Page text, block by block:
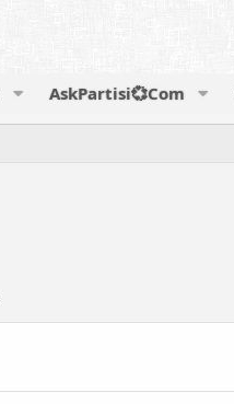
AskPartisi💞Com